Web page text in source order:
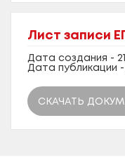
Лист записи
Дата создания -
Дата публикации -
СКАЧАТЬ